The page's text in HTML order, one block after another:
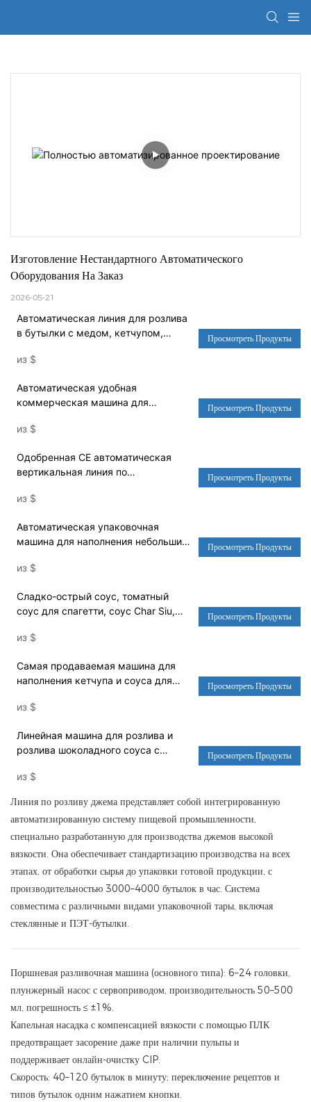
Изготовление Нестандартного Автоматического
Оборудования На Заказ
2026-05-21
Автоматическая линия для розлива
в бутылки с медом, кетчупом,
джемом, медом - машина для
из $
Просмотреть Продукты
Автоматическая удобная
коммерческая машина для
для саше соуса Chili Flow -
машина для упаковки в пакеты
из $
Просмотреть Продукты
Одобренная CE автоматическая
вертикальная линия по
пакетов - упаковочная машина и
из $
Просмотреть Продукты
Автоматическая упаковочная
машина для наполнения небольших
тушеного мяса / соуса для барбекю
машина для упаковки в пакеты
из $
Просмотреть Продукты
Сладко-острый соус, томатный
соус для спагетти, соус Char Siu,
автоматическая машина для
и стиральная машина
из $
Просмотреть Продукты
Самая продаваемая машина для
наполнения кетчупа и соуса для
высокого качества - разливочная
оборудование
из $
Просмотреть Продукты
Линейная машина для розлива и
розлива шоколадного соуса с
розлива воды и стиральная машина
из $
Просмотреть Продукты
Линия по розливу джема представляет собой интегрированную
автоматизированную систему пищевой промышленности,
специально разработанную для производства джемов высокой
вязкости. Она обеспечивает стандартизацию производства на всех
этапах, от обработки сырья до упаковки готовой продукции, с
производительностью 3000–4000 бутылок в час. Система
совместима с различными видами упаковочной тары, включая
стеклянные и ПЭТ-бутылки.
Поршневая разливочная машина (основного типа): 6–24 головки,
плунжерный насос с сервоприводом, производительность 50–500
мл, погрешность ≤ ±1%.
Капельная насадка с компенсацией вязкости с помощью ПЛК
предотвращает засорение даже при наличии пульпы и
поддерживает онлайн-очистку CIP.
Скорость: 40–120 бутылок в минуту; переключение рецептов и
типов бутылок одним нажатием кнопки.